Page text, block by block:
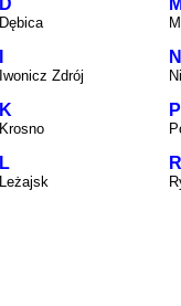
D
Dębica
Iwonicz Zdrój
K
Krosno
L
Leżajsk
N
P
R